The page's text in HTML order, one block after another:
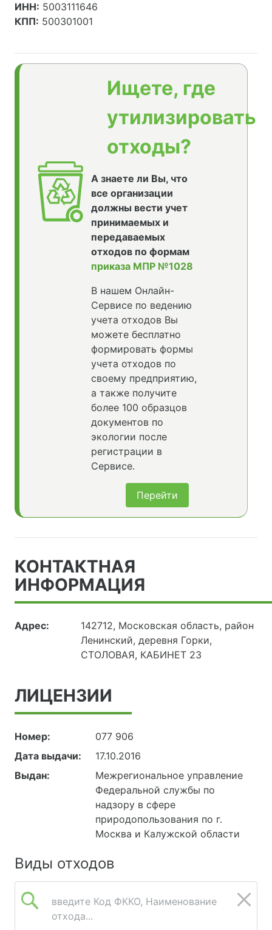
ИНН: 5003111646
КПП: 500301001
Ищете, где
утилизировать
отходы?
А знаете ли Вы, что
все организации
должны вести учет
принимаемых и
передаваемых
отходов по формам
приказа МПР №1028
В нашем Онлайн-
Сервисе по ведению
учета отходов Вы
можете бесплатно
формировать формы
учета отходов по
своему предприятию,
а также получите
более 100 образцов
документов по
экологии после
регистрации в
Сервисе.
Перейти
КОНТАКТНАЯ
ИНФОРМАЦИЯ
Адрес:
142712, Московская область, район
Ленинский, деревня Горки,
СТОЛОВАЯ, КАБИНЕТ 23
ЛИЦЕНЗИИ
Номер:
077 906
Дата выдачи:
17.10.2016
Выдан:
Межрегиональное управление
Федеральной службы по
надзору в сфере
природопользования по г.
Москва и Калужской области
Виды отходов
введите Код ФККО, Наименование
отхода...